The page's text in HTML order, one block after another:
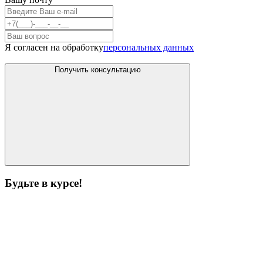
Я согласен на обработкуперсональных данных
Получить консультацию
Будьте в курсе!